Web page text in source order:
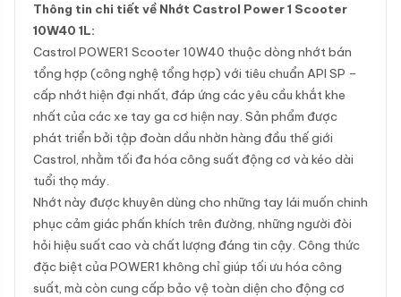
Thông tin chi tiết về Nhớt Castrol Power 1 Scooter
10W40 1L:
Castrol POWER1 Scooter 10W40 thuộc dòng nhớt bán
tổng hợp (công nghệ tổng hợp) với tiêu chuẩn API SP –
cấp nhớt hiện đại nhất, đáp ứng các yêu cầu khắt khe
nhất của các xe tay ga cơ hiện nay. Sản phẩm được
phát triển bởi tập đoàn dầu nhờn hàng đầu thế giới
Castrol, nhằm tối đa hóa công suất động cơ và kéo dài
tuổi thọ máy.
Nhớt này được khuyên dùng cho những tay lái muốn chinh
phục cảm giác phấn khích trên đường, những người đòi
hỏi hiệu suất cao và chất lượng đáng tin cậy. Công thức
đặc biệt của POWER1 không chỉ giúp tối ưu hóa công
suất, mà còn cung cấp bảo vệ toàn diện cho động cơ